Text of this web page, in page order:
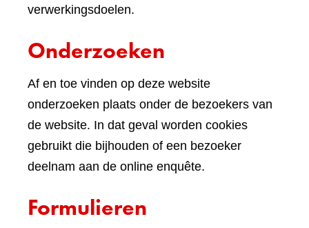
verwerkingsdoelen.
Onderzoeken
Af en toe vinden op deze website
onderzoeken plaats onder de bezoekers van
de website. In dat geval worden cookies
gebruikt die bijhouden of een bezoeker
deelnam aan de online enquête.
Formulieren